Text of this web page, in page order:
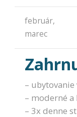
február,
marec
– ubytovanie
– moderné
– 3x denne